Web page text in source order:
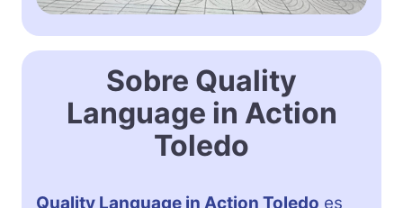
Sobre Quality
Language in Action
Toledo
Quality Language in Action Toledo es